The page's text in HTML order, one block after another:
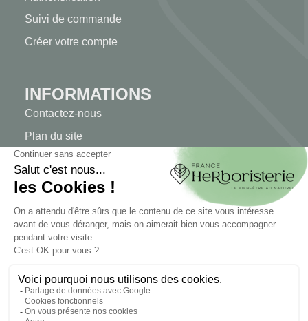
Suivi de commande
Créer votre compte
INFORMATIONS
Contactez-nous
Plan du site
Notre herboristerie
Livraison
MENTIONS LÉGALES
Mentions légales
Conditions générales de vente